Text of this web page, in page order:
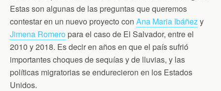
Estas son algunas de las preguntas que queremos
contestar en un nuevo proyecto con Ana Maria Ibáñezy
Jimena Romero para el caso de El Salvador, entre el
2010 y 2018. Es decir en años en que el país sufrió
importantes choques de sequías y de lluvias, y las
políticas migratorias se endurecieron en los Estados
Unidos.